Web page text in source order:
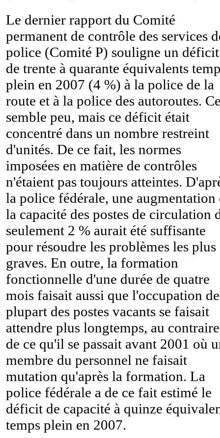
Le dernier rapport du Comité
permanent de contrôle des services
police (Comité P) souligne un déficit
de trente à quarante équivalents
plein en 2007 (4 %) à la police de la
route et à la police des autoroutes.
semble peu, mais ce déficit était
concentré dans un nombre restreint
d'unités. De ce fait, les normes
imposées en matière de contrôles
n'étaient pas toujours atteintes.
la police fédérale, une augmentation
la capacité des postes de circulation
seulement 2 % aurait été suffisante
pour résoudre les problèmes les plus
graves. En outre, la formation
fonctionnelle d'une durée de quatre
mois faisait aussi que l'occupation
plupart des postes vacants se faisait
attendre plus longtemps, au contraire
de ce qu'il se passait avant 2001 où
membre du personnel ne faisait
mutation qu'après la formation. La
police fédérale a de ce fait estimé le
déficit de capacité à quinze
temps plein en 2007.